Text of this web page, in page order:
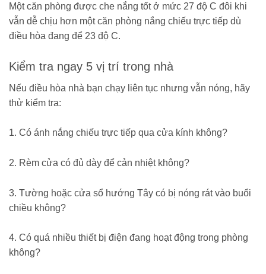
Một căn phòng được che nắng tốt ở mức 27 độ C đôi khi
vẫn dễ chịu hơn một căn phòng nắng chiếu trực tiếp dù
điều hòa đang để 23 độ C.
Kiểm tra ngay 5 vị trí trong nhà
Nếu điều hòa nhà bạn chạy liên tục nhưng vẫn nóng, hãy
thử kiểm tra:
1. Có ánh nắng chiếu trực tiếp qua cửa kính không?
2. Rèm cửa có đủ dày để cản nhiệt không?
3. Tường hoặc cửa sổ hướng Tây có bị nóng rát vào buổi
chiều không?
4. Có quá nhiều thiết bị điện đang hoạt động trong phòng
không?